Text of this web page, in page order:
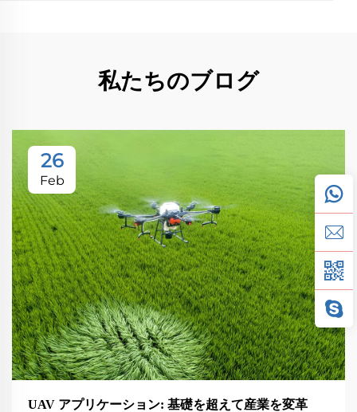
私たちのブログ
26
Feb
UAV アプリケーション: 基礎を超えて産業を変革